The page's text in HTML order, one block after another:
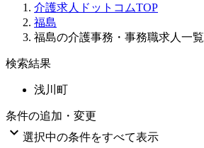
介護求人ドットコムTOP
福島
福島の介護事務・事務職求人一覧
検索結果
浅川町
条件の追加・変更
 選択中の条件をすべて表示